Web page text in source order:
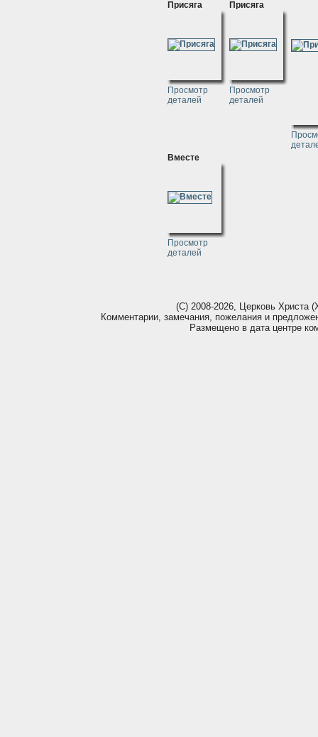
Присяга
Просмотр
деталей
Присяга
Просмотр
деталей
Вместе
Просмотр
деталей
(С) 2008-2026, Церковь Христа
Комментарии, замечания, пожелания и
Размещено в дата центре